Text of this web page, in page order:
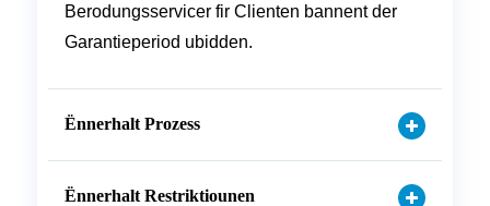
Berodungsservicer fir Clienten bannent der
Garantieperiod ubidden.
Ënnerhalt Prozess
Ënnerhalt Restriktiounen